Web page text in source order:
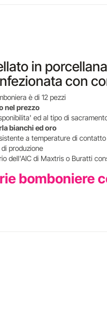
in
con
è di 12 pezzi
nel prezzo
ed al tipo di
bianchi ed oro
a temperature di
produzione
dell'AIC di Maxtris o Buratti
bomboniere